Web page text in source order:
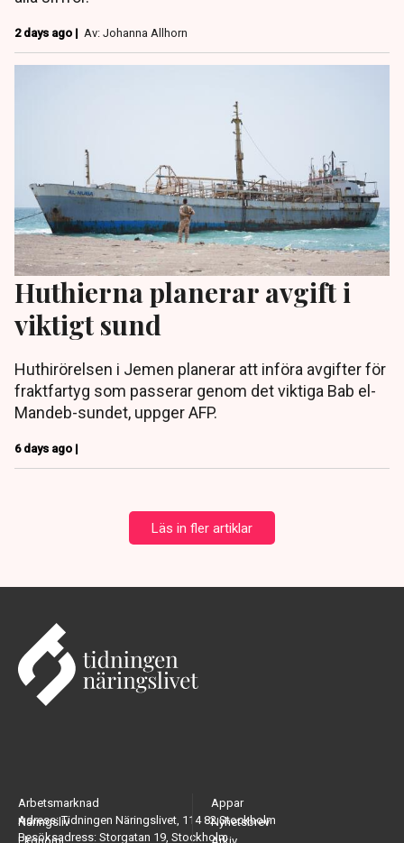
2 days ago | Av: Johanna Allhorn
Huthierna planerar avgift i
viktigt sund
Huthirörelsen i Jemen planerar att införa avgifter för
fraktfartyg som passerar genom det viktiga Bab el-
Mandeb-sundet, uppger AFP.
6 days ago |
Läs in fler artiklar
Adress: Tidningen Näringslivet, 114 82 Stockholm
Besöksadress: Storgatan 19, Stockholm
Arbetsmarknad
Näringsliv
Appar
Nyhetsbrev